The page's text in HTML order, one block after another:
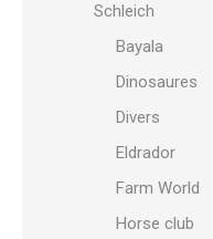
Schleich
Bayala
Dinosaures
Divers
Eldrador
Farm World
Horse club